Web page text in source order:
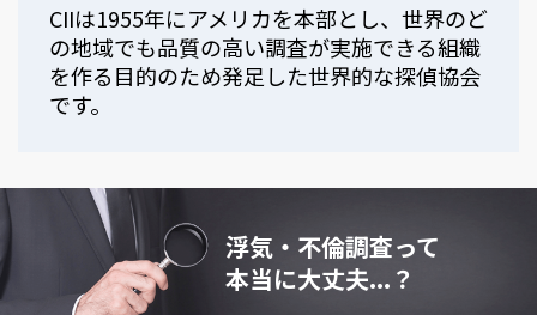
CIIは1955年にアメリカを本部とし、世界のど
の地域でも品質の高い調査が実施できる組織
を作る目的のため発足した世界的な探偵協会
です。
浮気・不倫調査って
本当に大丈夫...？